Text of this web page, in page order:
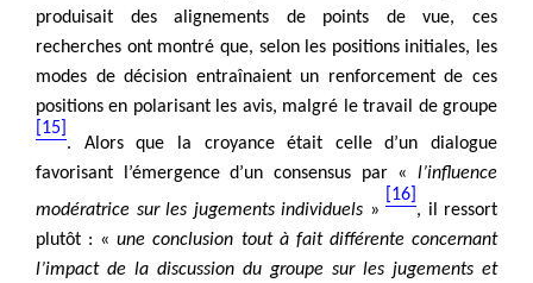
produisait des alignements de points de vue, ces
recherches ont montré que, selon les positions initiales, les
modes de décision entraînaient un renforcement de ces
positions en polarisant les avis, malgré le travail de groupe
[15]
. Alors que la croyance était celle d’un dialogue
favorisant l’émergence d’un consensus par « l’influence
modératrice sur les jugements individuels »
[16]
, il ressort
plutôt : «une conclusion tout à fait différente concernant
l’impact de la discussion du groupe sur les jugements et